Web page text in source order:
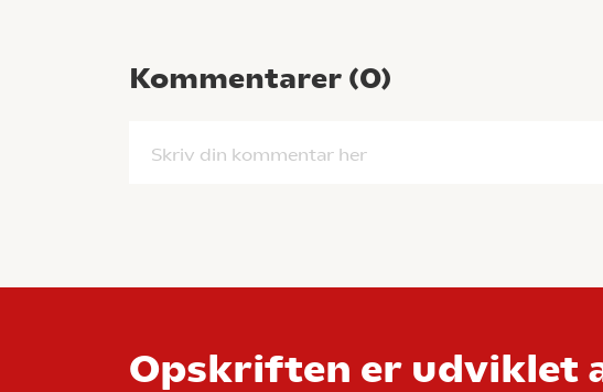
Kommentarer (0)
Skriv din kommentar her
Opskriften er udviklet